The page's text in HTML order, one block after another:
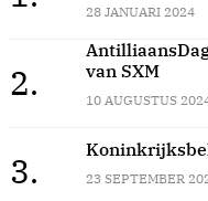
28 JANUARI 2024
2.
van SXM
10 AUGUSTUS
3. 23 SEPTEMBER